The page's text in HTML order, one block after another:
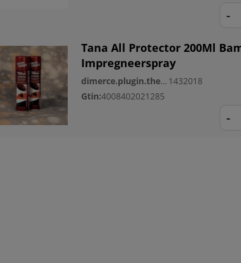
-
Tana All Protector 200Ml
Impregneerspray
dimerce.plugin.theme.productnr: 1432018
Gtin:4008402021285
-